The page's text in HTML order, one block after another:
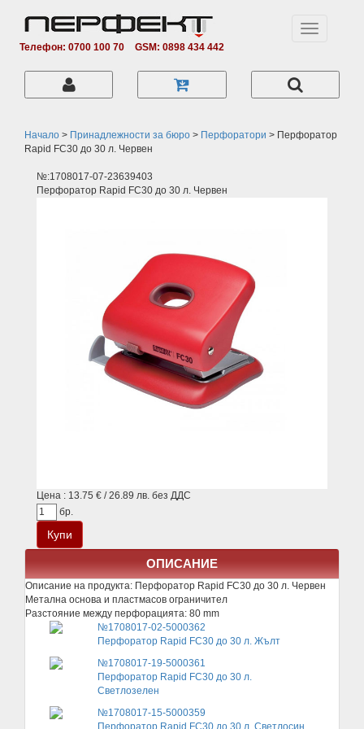
Телефон: 0700 100 70 GSM: 0898 434 442
Toggle
Начало > Принадлежности за бюро > Перфоратори > Перфоратор
Rapid FC30 до 30 л. Червен
№:1708017-07-23639403
Перфоратор Rapid FC30 до 30 л. Червен
Цена : 13.75 € / 26.89 лв. без ДДС
бр.
ОПИСАНИЕ
Описание на продукта: Перфоратор Rapid FC30 до 30 л. Червен
Метална основа и пластмасов ограничител
Разстояние между перфорацията: 80 mm
№1708017-02-5000362
Перфоратор Rapid FC30 до 30 л. Жълт
№1708017-19-5000361
Перфоратор Rapid FC30 до 30 л.
Светлозелен
№1708017-15-5000359
Перфоратор Rapid FC30 до 30 л. Светлосин